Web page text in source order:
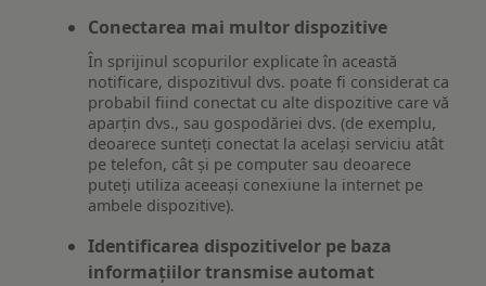
Conectarea mai multor dispozitive
În sprijinul scopurilor explicate în această
notificare, dispozitivul dvs. poate fi considerat ca
probabil fiind conectat cu alte dispozitive care vă
aparțin dvs., sau gospodăriei dvs. (de exemplu,
deoarece sunteți conectat la același serviciu atât
pe telefon, cât și pe computer sau deoarece
puteți utiliza aceeași conexiune la internet pe
ambele dispozitive).
Identificarea dispozitivelor pe baza
informațiilor transmise automat